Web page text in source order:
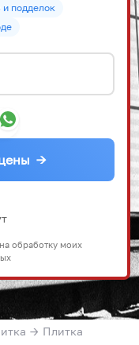
подделок
→
обработку моих
→ Плитка